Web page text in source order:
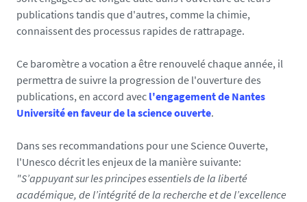
e
a
/
p
h
publications tandis que d'autres, comme la chimie,
connaissent des processus rapides de rattrapage.
Ce baromètre a vocation a être renouvelé chaque année, il
permettra de suivre la progression de l'ouverture des
publications, en accord avec l'engagement de Nantes
Université en faveur de la science ouverte.
Dans ses recommandations pour une Science Ouverte,
l'Unesco décrit les enjeux de la manière suivante:
"S’appuyant sur les principes essentiels de la liberté
académique, de l’intégrité de la recherche et de l’excellence